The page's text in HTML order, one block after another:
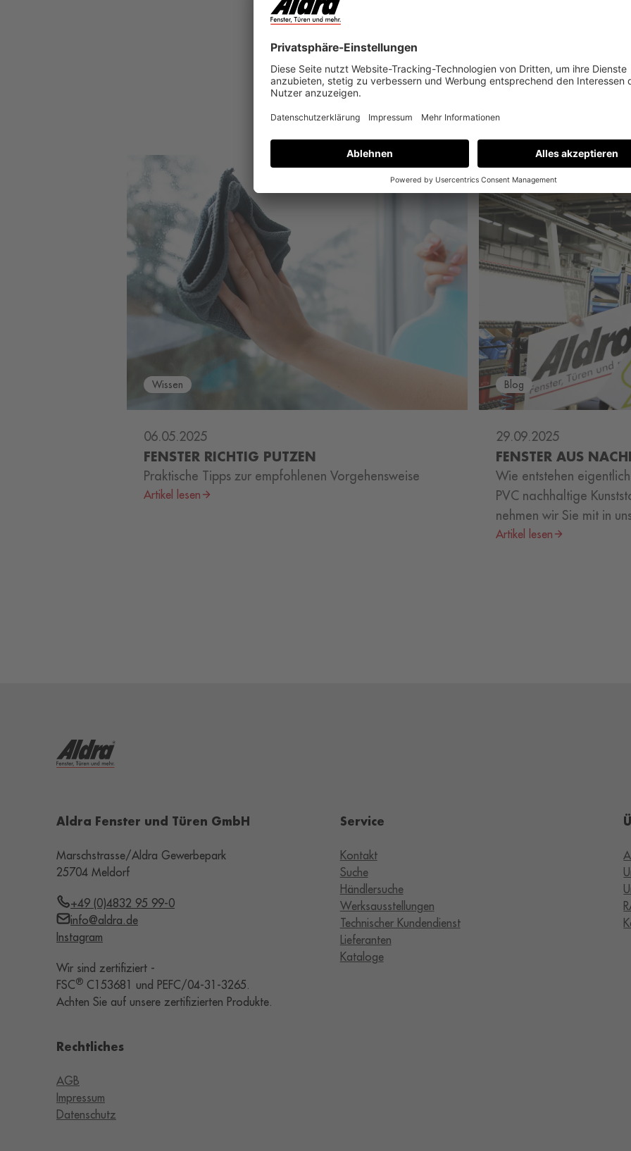
Reinigungsmitteln, Werkzeugen und der passenden Technik
sich Glas, Rahmen, Dichtungen und Beschläge schonend
halten und tragen so zu einem hellen, lichtdurchfluteten
bei.
Zurück zum Blog
Ähnliche Blogbeiträge
Wissen
06.05.2025
FENSTER RICHTIG PUTZEN
Praktische Tipps zur empfohlenen Vorgehensweise
Artikel lesen
Blog
29.09.2025
FENSTER AUS
Wie entstehen
PVC nachhaltige
nehmen wir Sie mit in
Artikel lesen
Aldra Fenster und Türen GmbH
Marschstrasse/Aldra Gewerbepark
25704 Meldorf
+49 (0)4832 95 99-0
info@aldra.de
Instagram
Wir sind zertifiziert -
FSC® C153681 und PEFC/04-31-3265.
Achten Sie auf unsere zertifizierten Produkte.
Service
Kontakt
Suche
Händlersuche
Werksausstellungen
Technischer Kundendienst
Lieferanten
Kataloge
Rechtliches
AGB
Impressum
Datenschutz